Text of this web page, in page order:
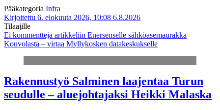
Pääkategoria Infra
Kirjoitettu 6. elokuuta 2026, 10:08 6.8.2026
Tilaajille
Ei kommentteja artikkeliin Enersenselle sähköasemaurakka
Kouvolasta – virtaa Myllykosken datakeskukselle
Rakennustyö Salminen laajentaa Turun
seudulle – aluejohtajaksi Heikki Malaska